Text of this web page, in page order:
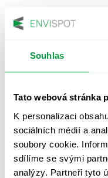
Souhlas
Tato webová stránka
K personalizaci
sociálních médií a
soubory cookie.
sdílíme se svými
analýzy. Partneři tyto
Kontrola
Nouzové osvětlení
divadle plném lidí
21.06.2022